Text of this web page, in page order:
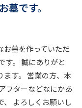
墓です。
お墓を作っていただ
す。 誠にありがと
ます。 営業の方、本
フターなどなにかあ
、 よろしくお願いし